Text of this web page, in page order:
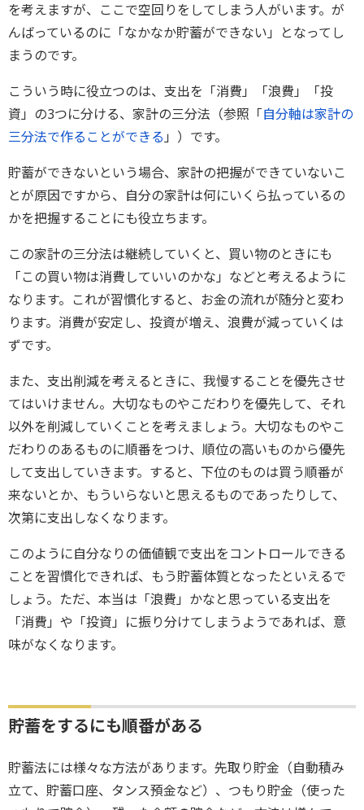
を考えますが、ここで空回りをしてしまう人がいます。が
んばっているのに「なかなか貯蓄ができない」となってし
まうのです。
こういう時に役立つのは、支出を「消費」「浪費」「投
資」の3つに分ける、家計の三分法（参照「自分軸は家計の
三分法で作ることができる 」）です。
貯蓄ができないという場合、家計の把握ができていないこ
とが原因ですから、自分の家計は何にいくら払っているの
かを把握することにも役立ちます。
この家計の三分法は継続していくと、買い物のときにも
「この買い物は消費していいのかな」などと考えるように
なります。これが習慣化すると、お金の流れが随分と変わ
ります。消費が安定し、投資が増え、浪費が減っていくは
ずです。
また、支出削減を考えるときに、我慢することを優先させ
てはいけません。大切なものやこだわりを優先して、それ
以外を削減していくことを考えましょう。大切なものやこ
だわりのあるものに順番をつけ、順位の高いものから優先
して支出していきます。すると、下位のものは買う順番が
来ないとか、もういらないと思えるものであったりして、
次第に支出しなくなります。
このように自分なりの価値観で支出をコントロールできる
ことを習慣化できれば、もう貯蓄体質となったといえるで
しょう。ただ、本当は「浪費」かなと思っている支出を
「消費」や「投資」に振り分けてしまうようであれば、意
味がなくなります。
貯蓄をするにも順番がある
貯蓄法には様々な方法があります。先取り貯金（自動積み
立て、貯蓄口座、タンス預金など）、つもり貯金（使った